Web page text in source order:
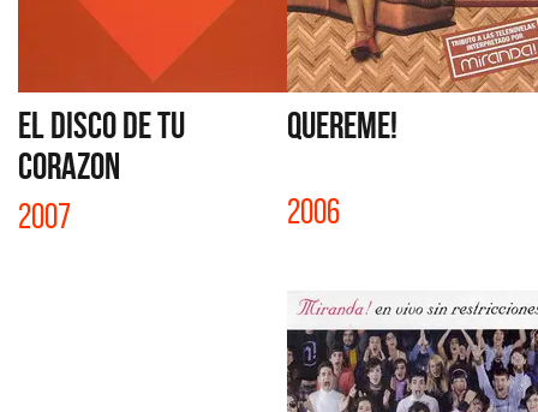
EL DISCO DE TU
CORAZON
2007
QUEREME!
2006